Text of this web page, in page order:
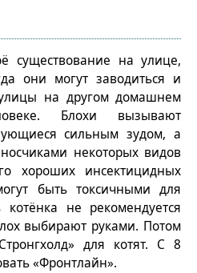
существование на улице,
они могут заводиться и
на другом домашнем
Блохи вызывают
сильным зудом, а
некоторых видов
хороших инсектицидных
быть токсичными для
не рекомендуется
выбирают руками. Потом
для котят. С 8
«Фронтлайн».